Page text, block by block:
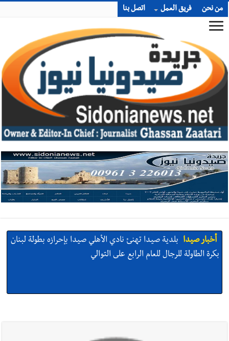
من نحن فريق العمل اتصل بنا
أخبار صيدا بلدية صيدا تهنئ نادي الأهلي صيدا بإحرازه بطولة لبنان
بكرة الطاولة للرجال للعام الرابع على التوالي